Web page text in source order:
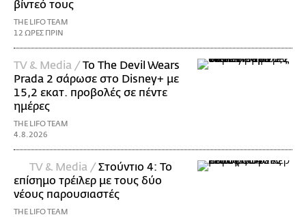
βίντεό τους
THE LIFO TEAM
12 ΩΡΕΣ ΠΡΙΝ
TV & Media /Το The Devil Wears
Prada 2 σάρωσε στo Disney+ με
15,2 εκατ. προβολές σε πέντε
ημέρες
THE LIFO TEAM
4.8.2026
TV & Media /Στούντιο 4: Το
επίσημο τρέιλερ με τους δύο
νέους παρουσιαστές
THE LIFO TEAM